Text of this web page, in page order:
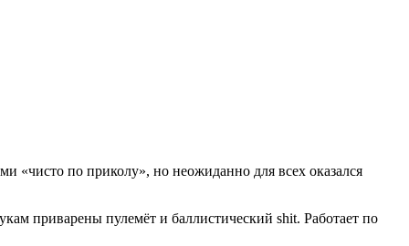
«чисто по приколу», но неожиданно для всех оказался
приварены пулемёт и баллистический shit. Работает по